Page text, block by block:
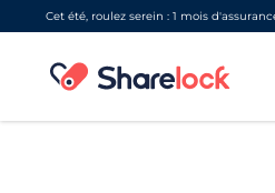
Cet été, roulez serein : 1 mois